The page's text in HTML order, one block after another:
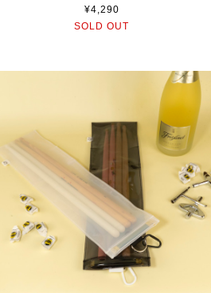
¥4,290
SOLD OUT